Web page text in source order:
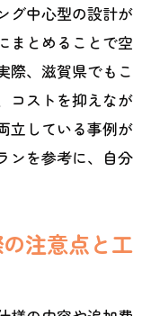
グ中心型の設計が
まとめることで空
際、滋賀県でもこ
コストを抑えなが
立している事例が
ンを参考に、自分
注意点と工